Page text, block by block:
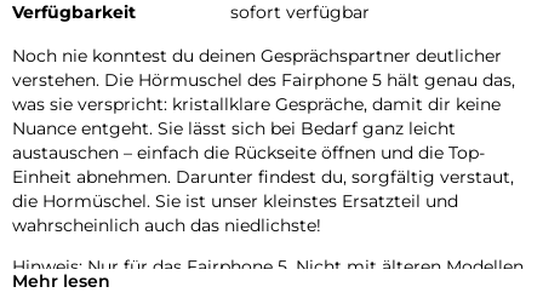
Verfügbarkeit
sofort verfügbar
Noch nie konntest du deinen Gesprächspartner deutlicher
verstehen. Die Hörmuschel des Fairphone 5 hält genau das,
was sie verspricht: kristallklare Gespräche, damit dir keine
Nuance entgeht. Sie lässt sich bei Bedarf ganz leicht
austauschen – einfach die Rückseite öffnen und die Top-
Einheit abnehmen. Darunter findest du, sorgfältig verstaut,
die Hormüschel. Sie ist unser kleinstes Ersatzteil und
wahrscheinlich auch das niedlichste!
Hinweis: Nur für das Fairphone 5. Nicht mit älteren Modellen
kompatibel.
Mehr lesen